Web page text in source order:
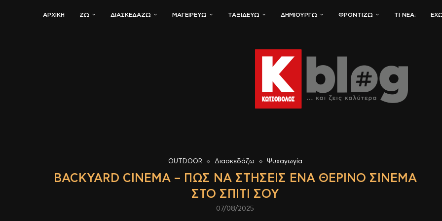
ΑΡΧΙΚΗ ΖΏ ΔΙΑΣΚΕΔΆΖΩ ΜΑΓΕΙΡΕΎΩ ΤΑΞΙΔΕΎΩ ΔΗΜΙΟΥΡΓΏ ΦΡΟΝΤΊΖΩ ΤΙ ΝΈΑ;
OUTDOOR Διασκεδάζω Ψυχαγωγία
BACKYARD CINEMA – ΠΏΣ ΝΑ ΣΤΉΣΕΙΣ ΈΝΑ ΘΕΡΙΝΌ ΣΙΝΕΜΆ
ΣΤΟ ΣΠΊΤΙ ΣΟΥ
07/08/2025